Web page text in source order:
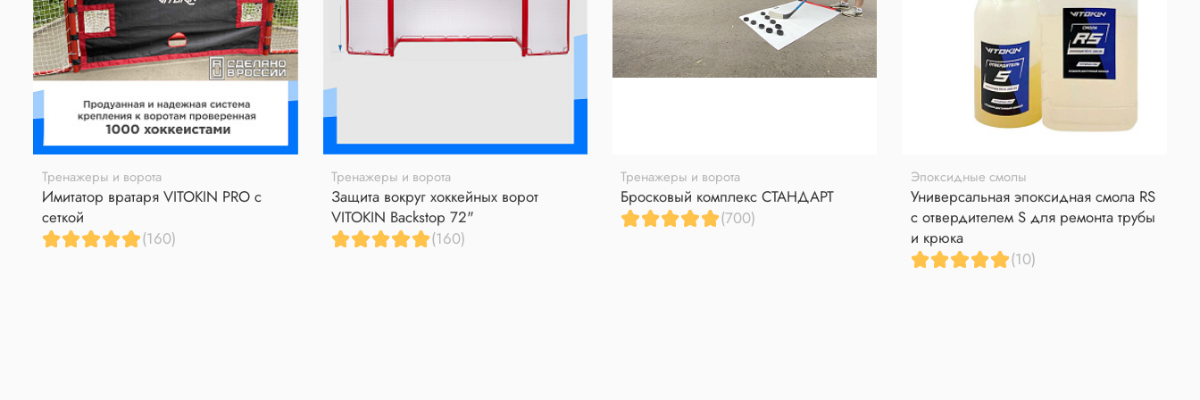
Тренажеры и ворота
Имитатор вратаря VITOKIN PRO с
сеткой
(160)
Тренажеры и ворота
Защита вокруг хоккейных ворот
VITOKIN Backstop 72"
(160)
Тренажеры и ворота
Бросковый комплекс СТАНДАРТ
(700)
Эпоксидные смолы
Универсальная эпоксидная смола RS
с отвердителем S для ремонта трубы
и крюка
(10)